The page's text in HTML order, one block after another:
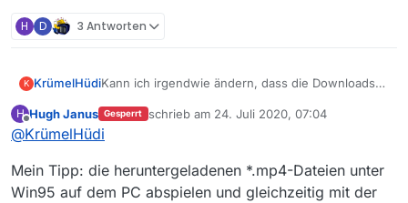
H D 3 Antworten
K KrümelHüdiKann ich irgendwie ändern, dass die Downloads
bzw. gespeichert werden? Mein Player am TV
kann das sonst nicht lesen und die Umwandlung
wirklich.
H
Offline
Hugh Janus Gesperrt schrieb am 24. Juli 2020, 07:04
zuletzt editiert von
@KrümelHüdi
Mein Tipp: die heruntergeladenen *.mp4-Dateien unter
Win95 auf dem PC abspielen und gleichzeitig mit der